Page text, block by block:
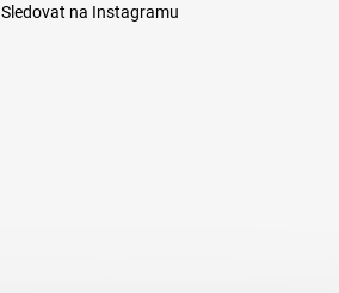
Sledovat na Instagramu